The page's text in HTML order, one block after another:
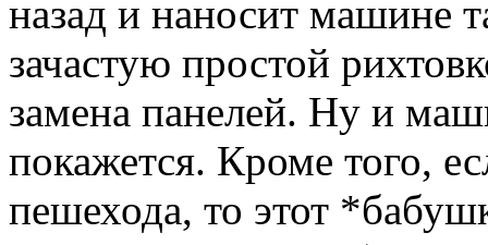
назад и наносит машине
зачастую простой
замена панелей. Ну и
покажется. Кроме того,
пешехода, то этот